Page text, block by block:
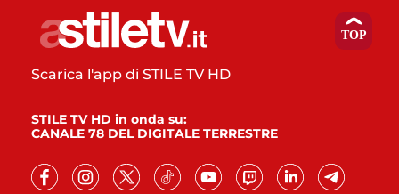
Scarica l'app di STILE TV HD
STILE TV HD in onda su:
CANALE 78 DEL DIGITALE TERRESTRE